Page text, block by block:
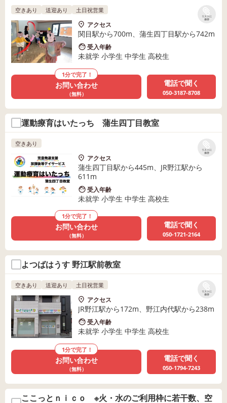
リストに
保存
空きあり 送迎あり 土日祝営業
アクセス
関目駅から700m、蒲生四丁目駅から742m
受入年齢
未就学 小学生 中学生 高校生
1分で完了！
お問い合わせ
（無料）
電話で聞く
050-3187-8708
運動療育はいたっち 蒲生四丁目教室
リストに
保存
空きあり
アクセス
蒲生四丁目駅から445m、JR野江駅から
611m
受入年齢
未就学 小学生 中学生 高校生
1分で完了！
お問い合わせ
（無料）
電話で聞く
050-1721-2164
よつばはうす 野江駅前教室
リストに
保存
空きあり 送迎あり 土日祝営業
アクセス
JR野江駅から172m、野江内代駅から238m
受入年齢
未就学 小学生 中学生 高校生
1分で完了！
お問い合わせ
（無料）
電話で聞く
050-1794-7243
ここっとｎｉｃｏ ※火・水のご利用枠に若干数、空